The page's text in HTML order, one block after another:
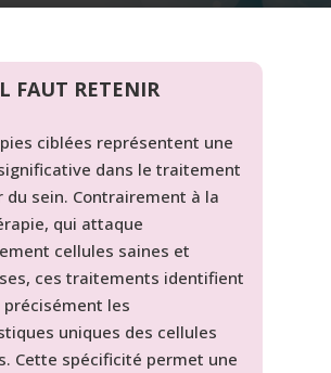
FAUT RETENIR
ciblées représentent une
dans le traitement
du sein. Contrairement à la
qui attaque
cellules saines et
ces traitements identifient
les
uniques des cellules
Cette spécificité permet une